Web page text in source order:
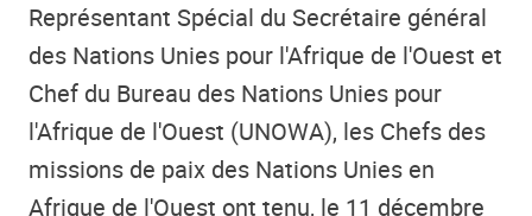
Représentant Spécial du Secrétaire général
des Nations Unies pour l'Afrique de l'Ouest et
Chef du Bureau des Nations Unies pour
l'Afrique de l'Ouest (UNOWA), les Chefs des
missions de paix des Nations Unies en
Afrique de l'Ouest ont tenu, le 11 décembre